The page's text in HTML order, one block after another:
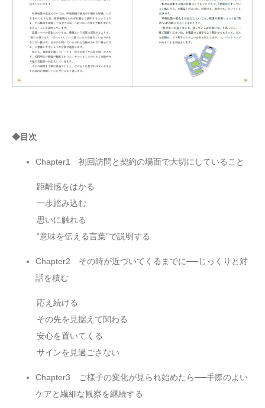
◆目次
Chapter1 初回訪問と契約の場面で大切にしていること
距離感をはかる
一歩踏み込む
思いに触れる
“意味を伝える言葉”で説明する
Chapter2 その時が近づいてくるまでに──じっくりと対
話を積む
応え続ける
その先を見据えて関わる
安心を置いてくる
サインを見過ごさない
Chapter3 ご様子の変化が見られ始めたら──手際のよい
ケアと繊細な観察を継続する